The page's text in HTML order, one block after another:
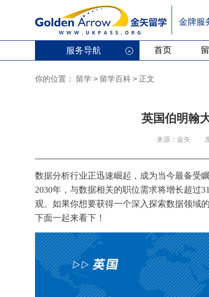
金牌服
服务导航 首页
你的位置： 留学 > 留学百科 > 正文
英国伯明翰
来源：金矢
数据分析行业正迅速崛起，成为当今最备受
2030年，与数据相关的职位需求将增长超过
观。如果你想要获得一个深入探索数据领域
下面一起来看下！